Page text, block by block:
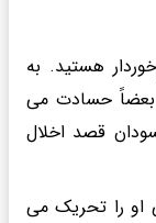
هستید. به
بعضاً حسادت می
قصد اخلال
او را تحریک می